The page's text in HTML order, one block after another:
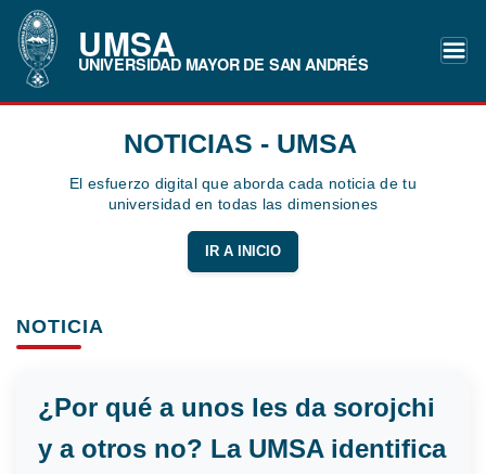
UMSA
UNIVERSIDAD MAYOR DE SAN ANDRÉS
NOTICIAS - UMSA
El esfuerzo digital que aborda cada noticia de tu
universidad en todas las dimensiones
IR A INICIO
NOTICIA
¿Por qué a unos les da sorojchi
y a otros no? La UMSA identifica